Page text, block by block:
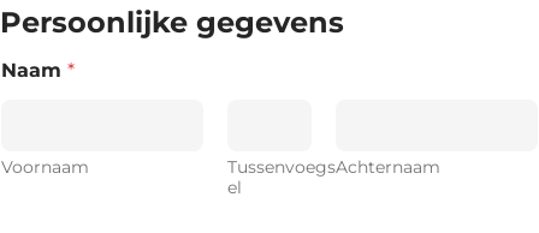
Persoonlijke gegevens
Naam *
Voornaam
Tussenvoegs
el
Achternaam